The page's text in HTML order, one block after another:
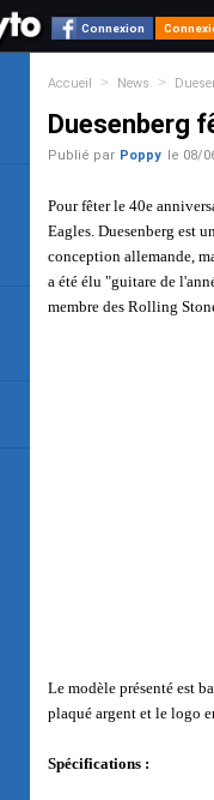
Connexion
Accueil > News >
Duesenberg
Publié par Poppy le 08/
Pour fêter le 40e anniversaire du groupe "the Eagles" la marque Duesenberg sort la jolie série
Eagles. Duesenberg est
conception allemande,
a été élu "guitare de
membre des Rolling
Le modèle présenté est
plaqué argent et le logo
Spécifications :